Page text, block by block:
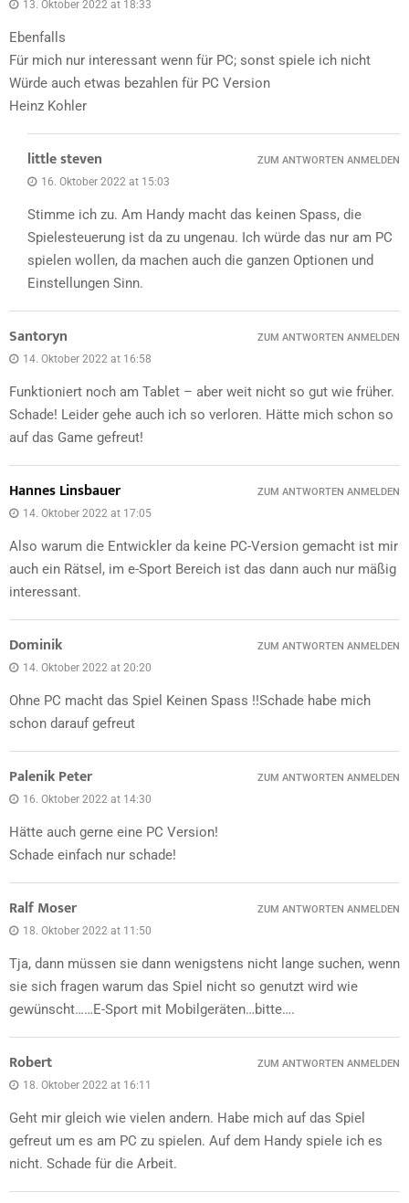
13. Oktober 2022 at 18:33
Ebenfalls
Für mich nur interessant wenn für PC; sonst spiele ich nicht
Würde auch etwas bezahlen für PC Version
Heinz Kohler
little steven
16. Oktober 2022 at 15:03
Stimme ich zu. Am Handy macht das keinen Spass, die
Spielesteuerung ist da zu ungenau. Ich würde das nur am PC
spielen wollen, da machen auch die ganzen Optionen und
Einstellungen Sinn.
ZUM ANTWORTEN ANMELDEN
Santoryn
14. Oktober 2022 at 16:58
Funktioniert noch am Tablet – aber weit nicht so gut wie früher.
Schade! Leider gehe auch ich so verloren. Hätte mich schon so
auf das Game gefreut!
ZUM ANTWORTEN ANMELDEN
Hannes Linsbauer
14. Oktober 2022 at 17:05
Also warum die Entwickler da keine PC-Version gemacht ist mir
auch ein Rätsel, im e-Sport Bereich ist das dann auch nur mäßig
interessant.
ZUM ANTWORTEN ANMELDEN
Dominik
14. Oktober 2022 at 20:20
Ohne PC macht das Spiel Keinen Spass !!Schade habe mich
schon darauf gefreut
ZUM ANTWORTEN ANMELDEN
Palenik Peter
16. Oktober 2022 at 14:30
Hätte auch gerne eine PC Version!
Schade einfach nur schade!
ZUM ANTWORTEN ANMELDEN
Ralf Moser
18. Oktober 2022 at 11:50
Tja, dann müssen sie dann wenigstens nicht lange suchen, wenn
sie sich fragen warum das Spiel nicht so genutzt wird wie
gewünscht……E-Sport mit Mobilgeräten…bitte….
ZUM ANTWORTEN ANMELDEN
Robert
18. Oktober 2022 at 16:11
Geht mir gleich wie vielen andern. Habe mich auf das Spiel
gefreut um es am PC zu spielen. Auf dem Handy spiele ich es
nicht. Schade für die Arbeit.
ZUM ANTWORTEN ANMELDEN